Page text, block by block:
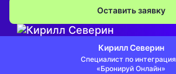
Оставить заявку
Кирилл Северин
Специалист по
«Бронируй Онлайн»